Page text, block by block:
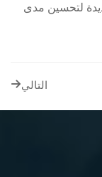
لتحسين مدى
التالي